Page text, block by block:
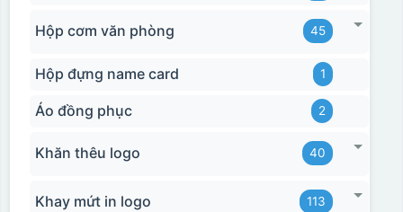
Hộp cơm văn phòng 45
Hộp đựng name card 1
Áo đồng phục 2
Khăn thêu logo 40
Khay mứt in logo 113